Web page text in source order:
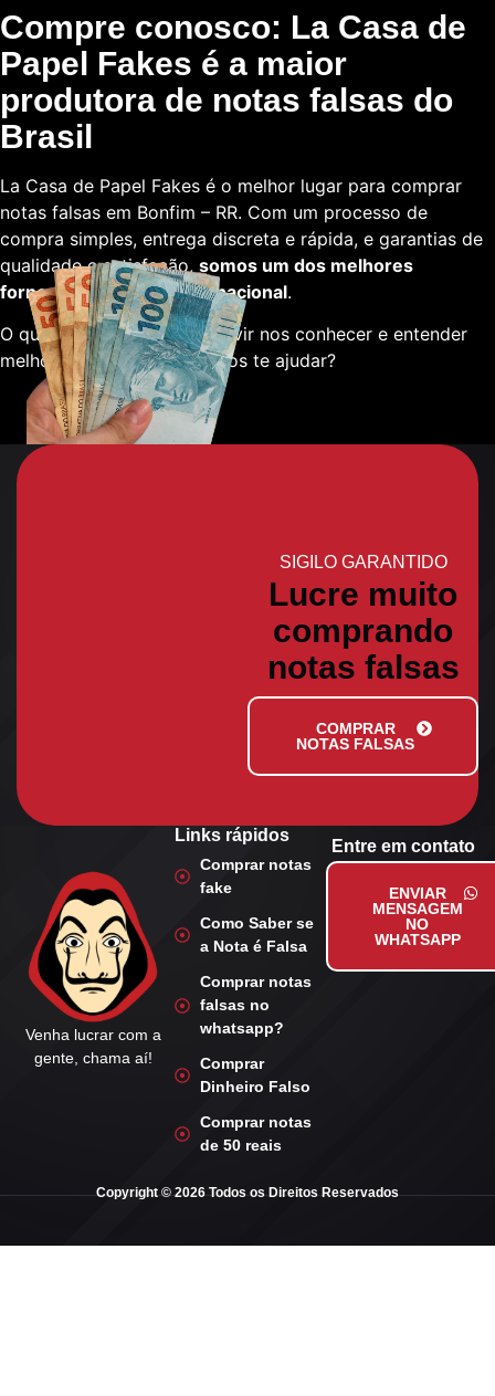
Compre conosco: La Casa de
Papel Fakes é a maior
produtora de notas falsas do
Brasil
La Casa de Papel Fakes é o melhor lugar para comprar
notas falsas em Bonfim – RR. Com um processo de
compra simples, entrega discreta e rápida, e garantias de
qualidade e satisfação, somos um dos melhores
fornecedores em escala nacional.
O que está esperando para vir nos conhecer e entender
melhor sobre como podemos te ajudar?
SIGILO GARANTIDO
Lucre muito
comprando
notas falsas
COMPRAR
NOTAS FALSAS
Venha lucrar com a
gente, chama aí!
Links rápidos
Comprar notas
fake
Como Saber se
a Nota é Falsa
Comprar notas
falsas no
whatsapp?
Comprar
Dinheiro Falso
Comprar notas
de 50 reais
Entre em contato
ENVIAR
MENSAGEM
NO
WHATSAPP
Copyright © 2026 Todos os Direitos Reservados